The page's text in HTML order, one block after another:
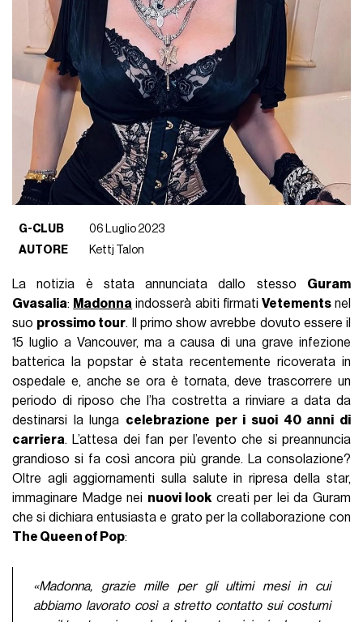
G-CLUB
06 Luglio 2023
AUTORE
Kettj Talon
La notizia è stata annunciata dallo stesso Guram
Gvasalia: Madonna indosserà abiti firmati Vetementsnel
suo prossimo tour. Il primo show avrebbe dovuto essere il
15 luglio a Vancouver, ma a causa di una grave infezione
batterica la popstar è stata recentemente ricoverata in
ospedale e, anche se ora è tornata, deve trascorrere un
periodo di riposo che l’ha costretta a rinviare a data da
destinarsi la lunga celebrazione per i suoi 40 anni di
carriera. L’attesa dei fan per l’evento che si preannuncia
grandioso si fa così ancora più grande. La consolazione?
Oltre agli aggiornamenti sulla salute in ripresa della star,
immaginare Madge nei nuovi look creati per lei da Guram
che si dichiara entusiasta e grato per la collaborazione con
The Queen of Pop:
«Madonna, grazie mille per gli ultimi mesi in cui
abbiamo lavorato così a stretto contatto sui costumi